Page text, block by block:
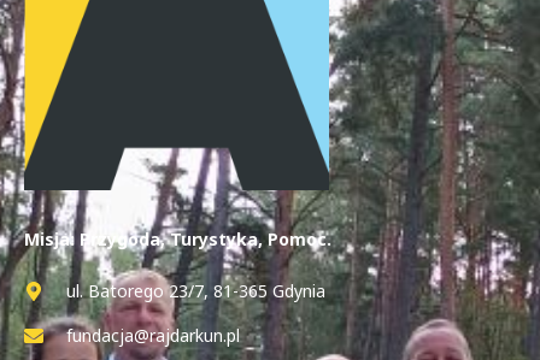
Misja: Przygoda, Turystyka, Pomoc.
ul. Batorego 23/7, 81-365 Gdynia
fundacja@rajdarkun.pl